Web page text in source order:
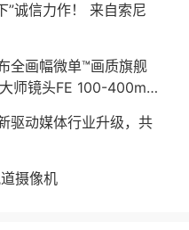
”诚信力作！ 来自索尼
全画幅微单™画质旗舰
师镜头FE 100-400mm
驱动媒体行业升级，共
摄像机